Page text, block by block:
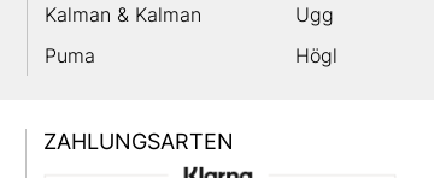
Kalman & Kalman
Ugg
Puma
Högl
ZAHLUNGSARTEN